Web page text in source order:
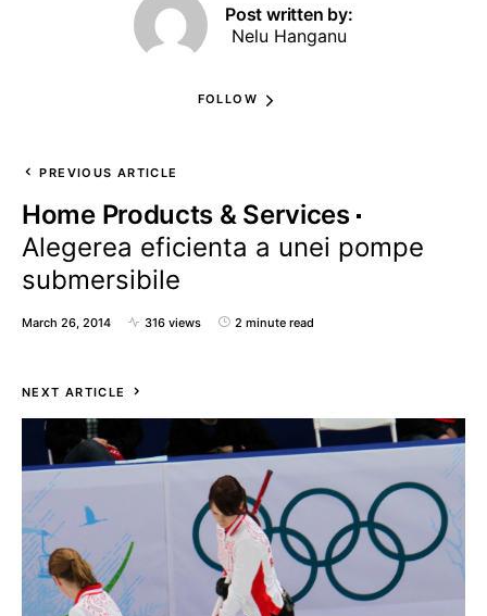
Post written by:
Nelu Hanganu
FOLLOW
PREVIOUS ARTICLE
Home Products & Services
Alegerea eficienta a unei pompe
submersibile
March 26, 2014 316 views 2 minute read
NEXT ARTICLE